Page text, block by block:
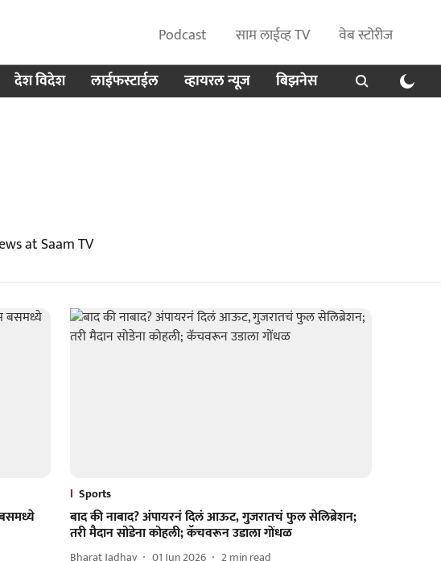
Podcast साम लाईव्ह TV
वेब स्टोरीज
देश विदेश लाईफस्टाईल व्हायरल न्यूज बिझनेस
at Saam TV
Sports
बाद की नाबाद? अंपायरनं दिलं आऊट, गुजरातचं फुल सेलिब्रेशन;
तरी मैदान सोडेना कोहली; कॅचवरून उडाला गोंधळ